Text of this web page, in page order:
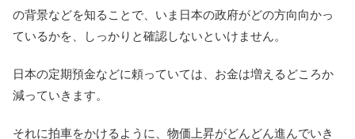
の背景などを知ることで、いま日本の政府がどの方向向かっ
ているかを、しっかりと確認しないといけません。
日本の定期預金などに頼っていては、お金は増えるどころか
減っていきます。
それに拍車をかけるように、物価上昇がどんどん進んでいき